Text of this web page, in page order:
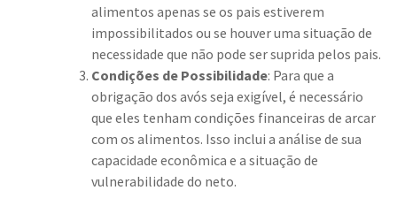
alimentos apenas se os pais estiverem
impossibilitados ou se houver uma situação de
necessidade que não pode ser suprida pelos pais.
Condições de Possibilidade: Para que a
obrigação dos avós seja exigível, é necessário
que eles tenham condições financeiras de arcar
com os alimentos. Isso inclui a análise de sua
capacidade econômica e a situação de
vulnerabilidade do neto.